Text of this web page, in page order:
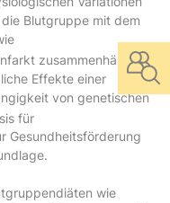
Blutgruppe mit dem
zusammenhängt.5
Effekte einer
von genetischen
für
Gesundheitsförderung
wie